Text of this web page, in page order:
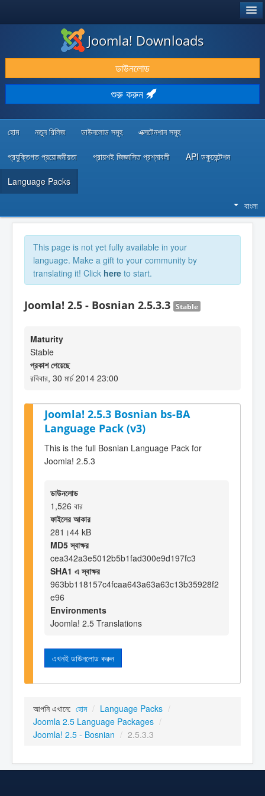
ডাউনলোড & প্রসারিত করুন
আবিষ্কার & শিখুন
কমিউনিটি & সহায়তা
Joomla! Downloads
ডাউনলোড
শুরু করুন
হোম নতুন রিলিজ ডাউনলোড সমূহ এক্সটেনশান সমূহ
প্রযুক্তিগত প্রয়োজনীয়তা প্রায়শই জিজ্ঞাসিত প্রশ্নাবলী API ডকুমেন্টেশন
Language Packs
বাংলা
This page is not yet fully available in your
language. Make a gift to your community by
translating it! Click here to start.
Joomla! 2.5 - Bosnian 2.5.3.3 Stable
Maturity
Stable
প্রকাশ পেয়েছে
রবিবার, 30 মার্চ 2014 23:00
Joomla! 2.5.3 Bosnian bs-BA
Language Pack (v3)
This is the full Bosnian Language Pack for
Joomla! 2.5.3
ডাউনলোড
1,526 বার
ফাইলের আকার
281।44 kB
MD5 স্বাক্ষর
cea342a3e5012b5b1fad300e9d197fc3
SHA1 এ স্বাক্ষর
963bb118157c4fcaa643a63a63c13b35928f2
e96
Environments
Joomla! 2.5 Translations
এখনই ডাউনলোড করুন
আপনি এখানে: হোম / Language Packs /
Joomla 2.5 Language Packages /
Joomla! 2.5 - Bosnian / 2.5.3.3